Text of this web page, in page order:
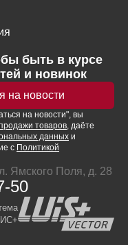
быть в курсе
и новинок
на новости
на новости", вы
товаров, даёте
данных и
с Политикой
Ямского Поля, д. 28
50